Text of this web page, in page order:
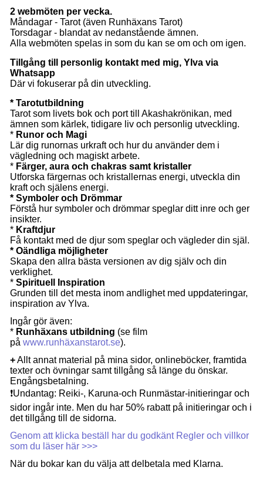
2 webmöten per vecka.
Måndagar - Tarot (även Runhäxans Tarot)
Torsdagar - blandat av nedanstående ämnen.
Alla webmöten spelas in som du kan se om och om igen.
Tillgång till personlig kontakt med mig, Ylva via
Whatsapp
Där vi fokuserar på din utveckling.
* Tarotutbildning
Tarot som livets bok och port till Akashakrönikan, med
ämnen som kärlek, tidigare liv och personlig utveckling.
* Runor och Magi
Lär dig runornas urkraft och hur du använder dem i
vägledning och magiskt arbete.
* Färger, aura och chakras samt kristaller
Utforska färgernas och kristallernas energi, utveckla din
kraft och själens energi.
* Symboler och Drömmar
Förstå hur symboler och drömmar speglar ditt inre och ger
insikter.
* Kraftdjur
Få kontakt med de djur som speglar och vägleder din själ.
* Oändliga möjligheter
Skapa den allra bästa versionen av dig själv och din
verklighet.
* Spirituell Inspiration
Grunden till det mesta inom andlighet med uppdateringar,
inspiration av Ylva.
Ingår gör även:
* Runhäxans utbildning (se film
på www.runhäxanstarot.se).
+Allt annat material på mina sidor, onlineböcker, framtida
texter och övningar samt tillgång så länge du önskar.
Engångsbetalning.
❗Undantag: Reiki-, Karuna-och Runmästar-initieringar och
sidor ingår inte. Men du har 50% rabatt på initieringar och i
det tillgång till de sidorna.
Genom att klicka beställ har du godkänt Regler och villkor
som du läser här >>>
När du bokar kan du välja att delbetala med Klarna.